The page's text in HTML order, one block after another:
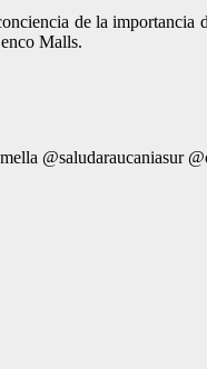
de la importancia
Malls.
@saludaraucaniasur